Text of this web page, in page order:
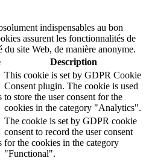
indispensables au bon
assurent les fonctionnalités de
du site Web, de manière anonyme.
Description
This cookie is set by GDPR Cookie
Consent plugin. The cookie is used
to store the user consent for the
cookies in the category "Analytics".
The cookie is set by GDPR cookie
consent to record the user consent
for the cookies in the category
"Functional".